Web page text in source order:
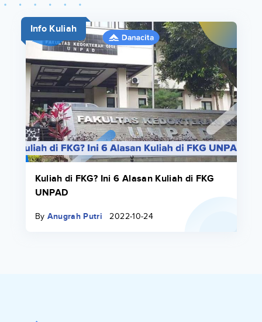
Info Kuliah
Kuliah di FKG? Ini 6 Alasan Kuliah di FKG
UNPAD
By Anugrah Putri 2022-10-24